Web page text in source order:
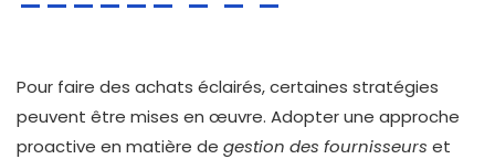
Pour faire des achats éclairés, certaines stratégies
peuvent être mises en œuvre. Adopter une approche
proactive en matière de gestion des fournisseurs et